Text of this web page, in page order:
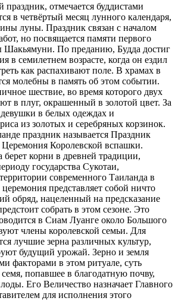
праздник, отмечается буддистами
в четвёртый месяц лунного календаря,
луны. Праздник связан с началом
но посвящается памяти первого
Шакьямуни. По преданию, Будда достиг
в семилетнем возрасте, когда он ездил
как распахивают поле. В храмах в
молебны в память об этом событии.
шествие, во время которого двух
в плуг, окрашенный в золотой цвет. За
в белых одеждах и
из золотых и серебряных корзинок.
праздник называется Праздник
Королевской вспашки.
берет корни в древней традиции,
государства Сукотаи,
современного Таиланда в
представляет собой ничто
обряд, нацеленный на предсказание
собрать в этом сезоне. Это
в Сиам Луанге около Большого
члены королевской семьи. Для
лучшие зерна различных культур,
будущий урожай. Зерно и земля
факторами в этом ритуале, суть
семя, попавшее в благодатную почву,
Его Величество назначает Главного
для исполнения этого